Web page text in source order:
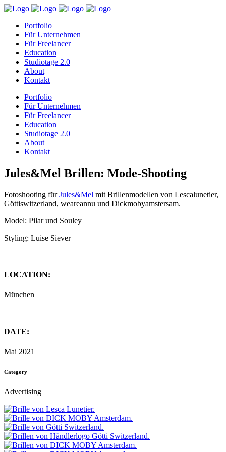
Portfolio
Für Unternehmen
Für Freelancer
Education
Studiotage 2.0
About
Kontakt
Portfolio
Für Unternehmen
Für Freelancer
Education
Studiotage 2.0
About
Kontakt
Jules&Mel Brillen: Mode-Shooting
Fotoshooting fürJules&Mel mit Brillenmodellen von Lescalunetier,
Göttiswitzerland, weareannu und Dickmobyamstersam.
Model: Pilar und Souley
Styling: Luise Siever
LOCATION:
München
DATE:
Mai 2021
Category
Advertising